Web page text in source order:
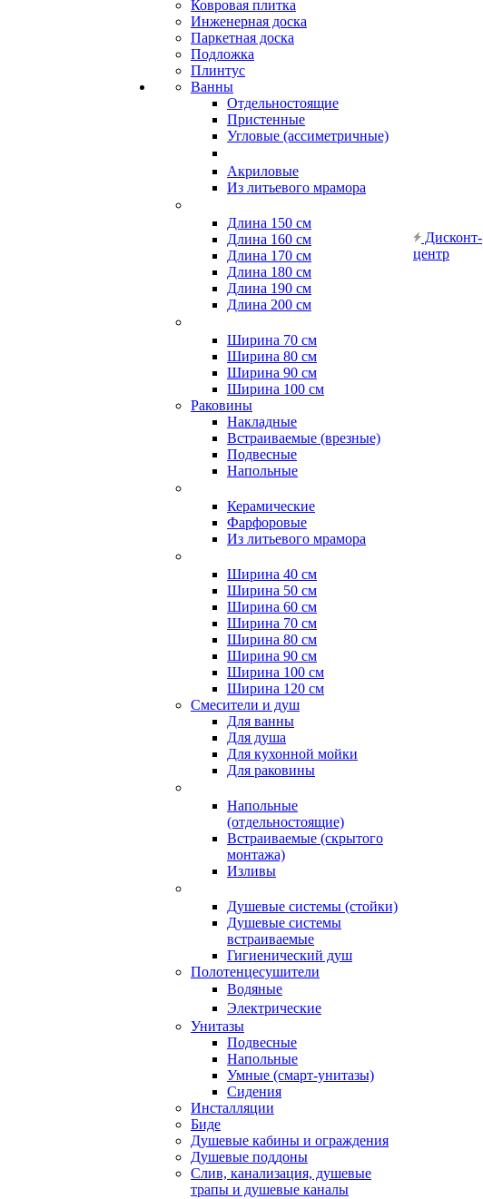
Ковровая плитка
Инженерная доска
Паркетная доска
Подложка
Плинтус
Ванны
Отдельностоящие
Пристенные
Угловые (ассиметричные)
Акриловые
Из литьевого мрамора
Длина 150 см
Длина 160 см
Длина 170 см
Длина 180 см
Длина 190 см
Длина 200 см
Ширина 70 см
Ширина 80 см
Ширина 90 см
Ширина 100 см
Раковины
Накладные
Встраиваемые (врезные)
Подвесные
Напольные
Керамические
Фарфоровые
Из литьевого мрамора
Ширина 40 см
Ширина 50 см
Ширина 60 см
Ширина 70 см
Ширина 80 см
Ширина 90 см
Ширина 100 см
Ширина 120 см
Смесители и душ
Для ванны
Для душа
Для кухонной мойки
Для раковины
Напольные
(отдельностоящие)
Встраиваемые (скрытого
монтажа)
Изливы
Душевые системы (стойки)
Душевые системы
встраиваемые
Гигиенический душ
Полотенцесушители
ㅤВодяные
ㅤЭлектрические
Унитазы
Подвесные
Напольные
Умные (смарт-унитазы)
Сидения
Инсталляции
Биде
Душевые кабины и ограждения
Душевые поддоны
Слив, канализация, душевые
трапы и душевые каналы
Дисконт-
центр